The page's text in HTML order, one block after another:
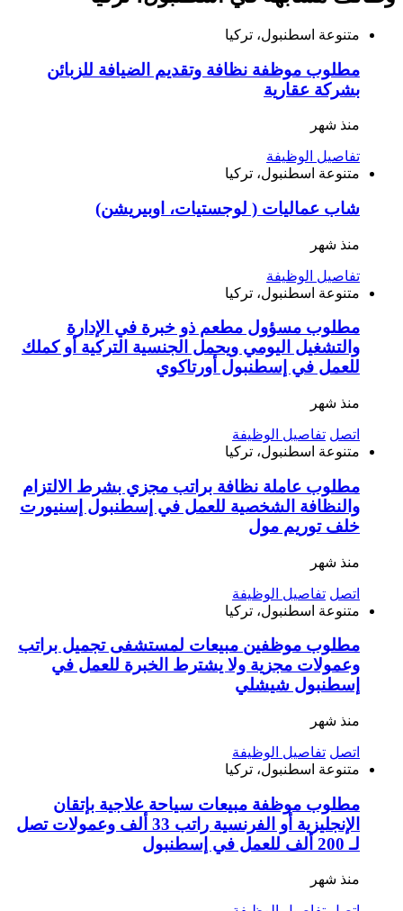
متنوعة اسطنبول، تركيا
مطلوب موظفة نظافة وتقديم الضيافة للزبائن
بشركة عقارية
منذ شهر
تفاصيل الوظيفة
متنوعة اسطنبول، تركيا
شاب عماليات ( لوجستيات، اوبيريشن)
منذ شهر
تفاصيل الوظيفة
متنوعة اسطنبول، تركيا
مطلوب مسؤول مطعم ذو خبرة في الإدارة
والتشغيل اليومي ويحمل الجنسية التركية أو كملك
للعمل في إسطنبول أورتاكوي
منذ شهر
اتصل تفاصيل الوظيفة
متنوعة اسطنبول، تركيا
مطلوب عاملة نظافة براتب مجزي بشرط الالتزام
والنظافة الشخصية للعمل في إسطنبول إسنيورت
خلف توريم مول
منذ شهر
اتصل تفاصيل الوظيفة
متنوعة اسطنبول، تركيا
مطلوب موظفين مبيعات لمستشفى تجميل براتب
وعمولات مجزية ولا يشترط الخبرة للعمل في
إسطنبول شيشلي
منذ شهر
اتصل تفاصيل الوظيفة
متنوعة اسطنبول، تركيا
مطلوب موظفة مبيعات سياحة علاجية بإتقان
الإنجليزية أو الفرنسية راتب 33 ألف وعمولات تصل
لـ 200 ألف للعمل في إسطنبول
منذ شهر